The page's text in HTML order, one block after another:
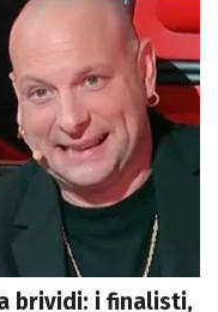
brividi: i finalisti,